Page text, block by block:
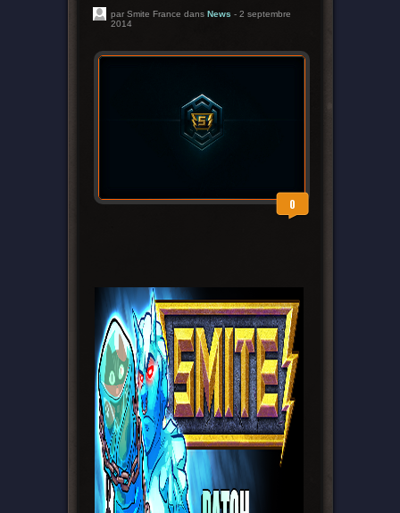
par Smite France dans News - 2 septembre
2014
0